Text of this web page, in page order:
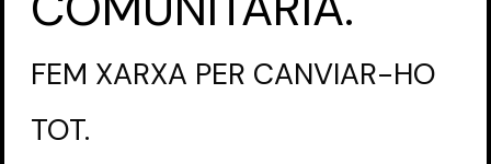
FEM XARXA PER CANVIAR-HO
TOT.